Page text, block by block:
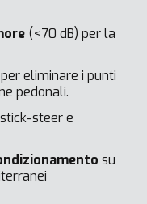
(<70 dB) per la
per eliminare i punti
pedonali.
steer e
su